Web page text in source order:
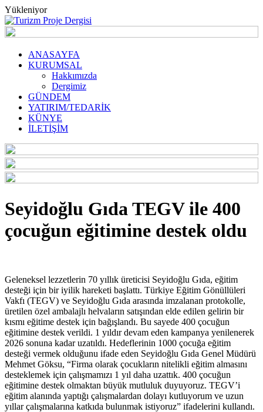
Yükleniyor
ANASAYFA
KURUMSAL
Hakkımızda
Dergimiz
GÜNDEM
YATIRIM/TEDARİK
KÜNYE
İLETİŞİM
Seyidoğlu Gıda TEGV ile 400
çocuğun eğitimine destek oldu
Geleneksel lezzetlerin 70 yıllık üreticisi Seyidoğlu Gıda, eğitim
desteği için bir iyilik hareketi başlattı. Türkiye Eğitim Gönüllüleri
Vakfı (TEGV) ve Seyidoğlu Gıda arasında imzalanan protokolle,
üretilen özel ambalajlı helvaların satışından elde edilen gelirin bir
kısmı eğitime destek için bağışlandı. Bu sayede 400 çocuğun
eğitimine destek verildi. 1 yıldır devam eden kampanya yenilenerek
2026 sonuna kadar uzatıldı. Hedeflerinin 1000 çocuğa eğitim
desteği vermek olduğunu ifade eden Seyidoğlu Gıda Genel Müdürü
Mehmet Göksu, “Firma olarak çocukların nitelikli eğitim almasını
desteklemek için çalışmamızı 1 yıl daha uzattık. 400 çocuğun
eğitimine destek olmaktan büyük mutluluk duyuyoruz. TEGV’i
eğitim alanında yaptığı çalışmalardan dolayı kutluyorum ve uzun
yıllar çalışmalarına katkıda bulunmak istiyoruz” ifadelerini kullandı.